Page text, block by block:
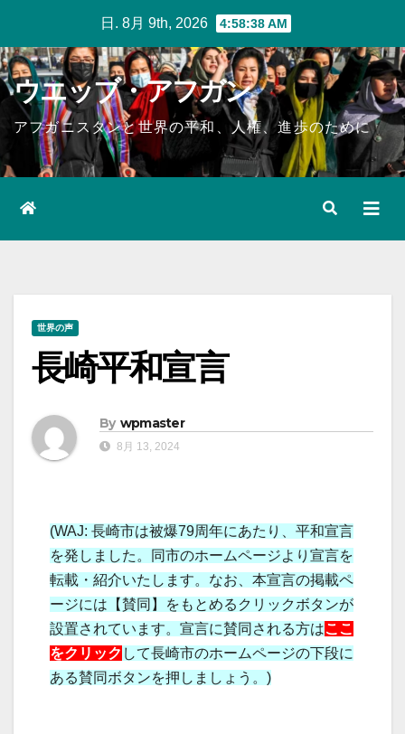
content
日. 8月 9th, 2026 4:58:39 AM
ウエッブ・アフガン
アフガニスタンと世界の平和、人権、進歩のために
世界の声
長崎平和宣言
By wpmaster
8月 13, 2024
(WAJ: 長崎市は被爆79周年にあたり、平和宣言
を発しました。同市のホームページより宣言を
転載・紹介いたします。なお、本宣言の掲載ペ
ージには【賛同】をもとめるクリックボタンが
設置されています。宣言に賛同される方はここ
をクリック して長崎市のホームページの下段に
ある賛同ボタンを押しましょう。)